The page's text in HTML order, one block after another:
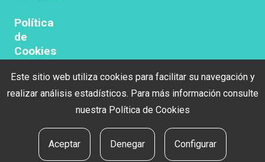
Política
de
Cookies
Politica
de
Aviso
legal
Este sitio web utiliza cookies para facilitar su navegación y
realizar análisis estadísticos. Para más información consulte
nuestra Política de Cookies
Aceptar Denegar Configurar